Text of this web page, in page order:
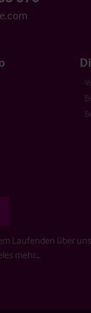
Laufenden über
mehr…